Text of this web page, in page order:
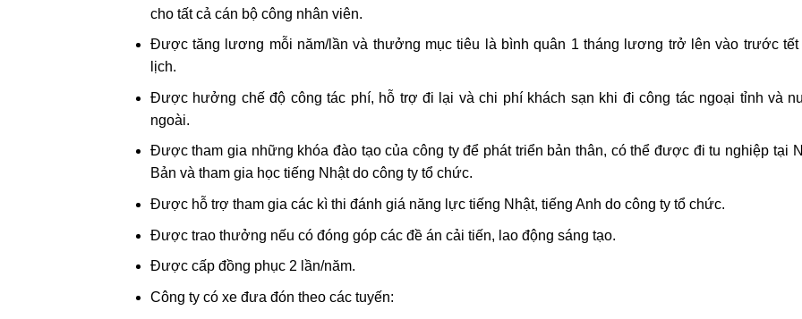
cho tất cả cán bộ công nhân viên.
Được tăng lương mỗi năm/lần và thưởng mục tiêu là bình quân 1 tháng lương trở lên vào trước tết
lịch.
Được hưởng chế độ công tác phí, hỗ trợ đi lại và chi phí khách sạn khi đi công tác ngoại tỉnh và
ngoài.
Được tham gia những khóa đào tạo của công ty để phát triển bản thân, có thể được đi tu nghiệp tại
Bản và tham gia học tiếng Nhật do công ty tổ chức.
Được hỗ trợ tham gia các kì thi đánh giá năng lực tiếng Nhật, tiếng Anh do công ty tổ chức.
Được trao thưởng nếu có đóng góp các đề án cải tiến, lao động sáng tạo.
Được cấp đồng phục 2 lần/năm.
Công ty có xe đưa đón theo các tuyến: